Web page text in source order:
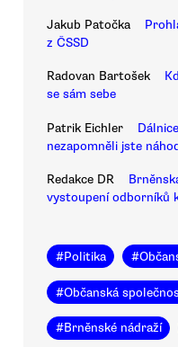
Jakub Patočka
z ČSSD
Radovan Bartošek
se sám sebe
Patrik Eichler
nezapomněli jste
Redakce DR
vystoupení odborníků
#Politika #
#Občanská
#Brněnské nádraží